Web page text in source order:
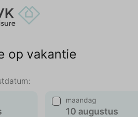
op vakantie
maandag
10 augustus